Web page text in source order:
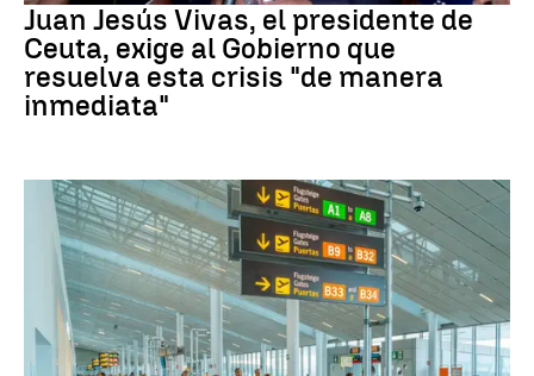
Juan Jesús Vivas, el presidente de
Ceuta, exige al Gobierno que
resuelva esta crisis "de manera
inmediata"